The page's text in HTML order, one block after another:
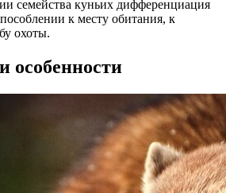
семейства куньих дифференциация
к месту обитания, к
охоты.
особенности